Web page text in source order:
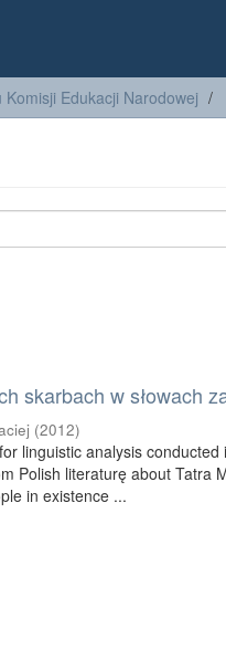
Edukacji Narodowej
skarbach w słowach
(2012)
linguistic analysis
Polish literaturę about Tatra
in existence ...